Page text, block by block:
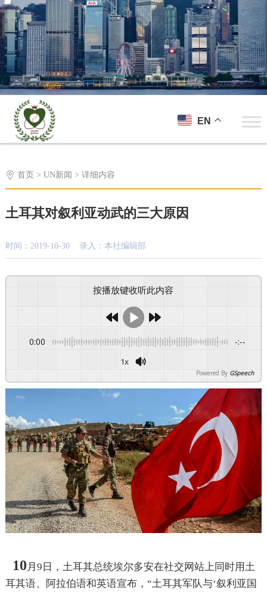
EN
首页 > UN新闻 > 详细内容
土耳其对叙利亚动武的三大原因
时间：2019-10-30 录入：本社编辑部
按播放键收听此内容
0:00 -:--
1x
Powered By GSpeech
10 月9日，土耳其总统埃尔多安在社交网站上同时用土
耳其语、阿拉伯语和英语宣布，“土耳其军队与‘叙利亚国